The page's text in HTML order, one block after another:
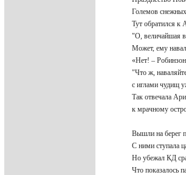
Големов
Тут обратился
"О, величайшая
Может, ему
«Нет! –
"Что ж,
с иглами чудищ
Так отвечала
к мрачному
Вышли на берег
С ними ступала
Но убежал КД
Что показалось